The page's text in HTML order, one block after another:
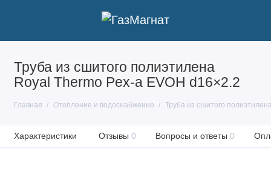
Труба из сшитого полиэтилена
Royal Thermo Pex-a EVOH d16×2.2
Главная Отопление и водоснабжение Труба из сшитого
Характеристики Отзывы 0 Вопросы и ответы 0